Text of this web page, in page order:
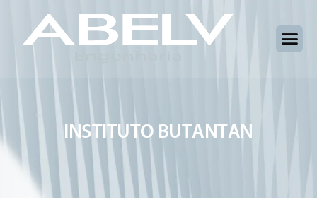
INSTITUTO BUTANTAN